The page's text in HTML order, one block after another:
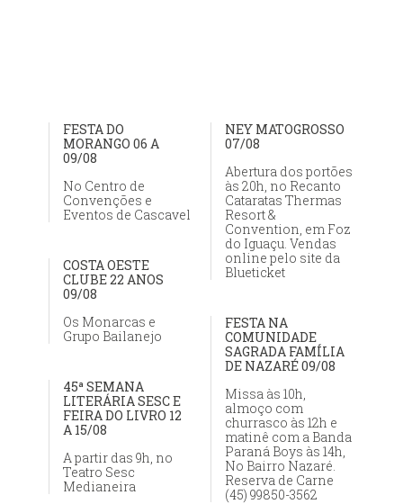
FESTA DO
MORANGO 06 A
09/08
No Centro de
Convenções e
Eventos de Cascavel
NEY MATOGROSSO
07/08
Abertura dos portões
às 20h, no Recanto
Cataratas Thermas
Resort &
Convention, em Foz
do Iguaçu. Vendas
online pelo site da
Blueticket
COSTA OESTE
CLUBE 22 ANOS
09/08
Os Monarcas e
Grupo Bailanejo
FESTA NA
COMUNIDADE
SAGRADA FAMÍLIA
DE NAZARÉ 09/08
Missa às 10h,
almoço com
churrasco às 12h e
matinê com a Banda
Paraná Boys às 14h,
No Bairro Nazaré.
Reserva de Carne
(45) 99850-3562
45ª SEMANA
LITERÁRIA SESC E
FEIRA DO LIVRO 12
A 15/08
A partir das 9h, no
Teatro Sesc
Medianeira